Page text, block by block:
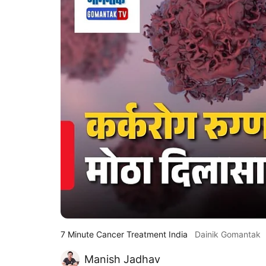
7 Minute Cancer Treatment India Dainik Gomantak
Manish Jadhav